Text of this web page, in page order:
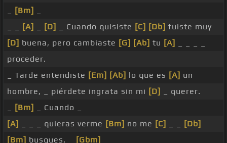
[Bm]
[A] [D] _ Cuando quisiste [C] [Db] fuiste muy
[D] buena, pero cambiaste [G] [Ab] tu [A]
proceder.
_ Tarde entendiste [Em] [Ab] lo que es [A] un
hombre, _ piérdete ingrata sin mi [D]
_ querer.
[Bm]
_ Cuando _
[A]
_ _ _ quieras verme [Bm] no me [C]
[Db]
[Bm] busques, _ [Gbm]